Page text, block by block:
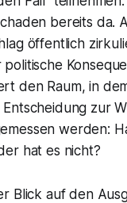
bereits da.
öffentlich
den Raum, in
zur
werden:
hat es nicht?
Blick auf den